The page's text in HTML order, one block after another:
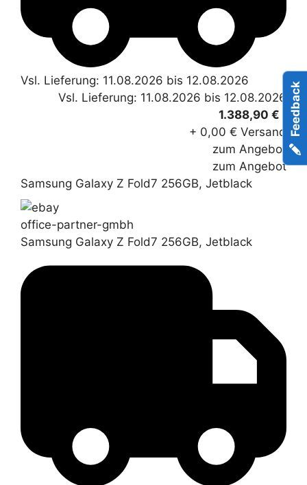
Vsl. Lieferung: 11.08.2026 bis 12.08.2026
Vsl. Lieferung: 11.08.2026 bis 12.08.2026
1.388,90 €
+ 0,00 € Versand
zum Angebot
zum Angebot
Samsung Galaxy Z Fold7 256GB, Jetblack
office-partner-gmbh
Samsung Galaxy Z Fold7 256GB, Jetblack
Feedback